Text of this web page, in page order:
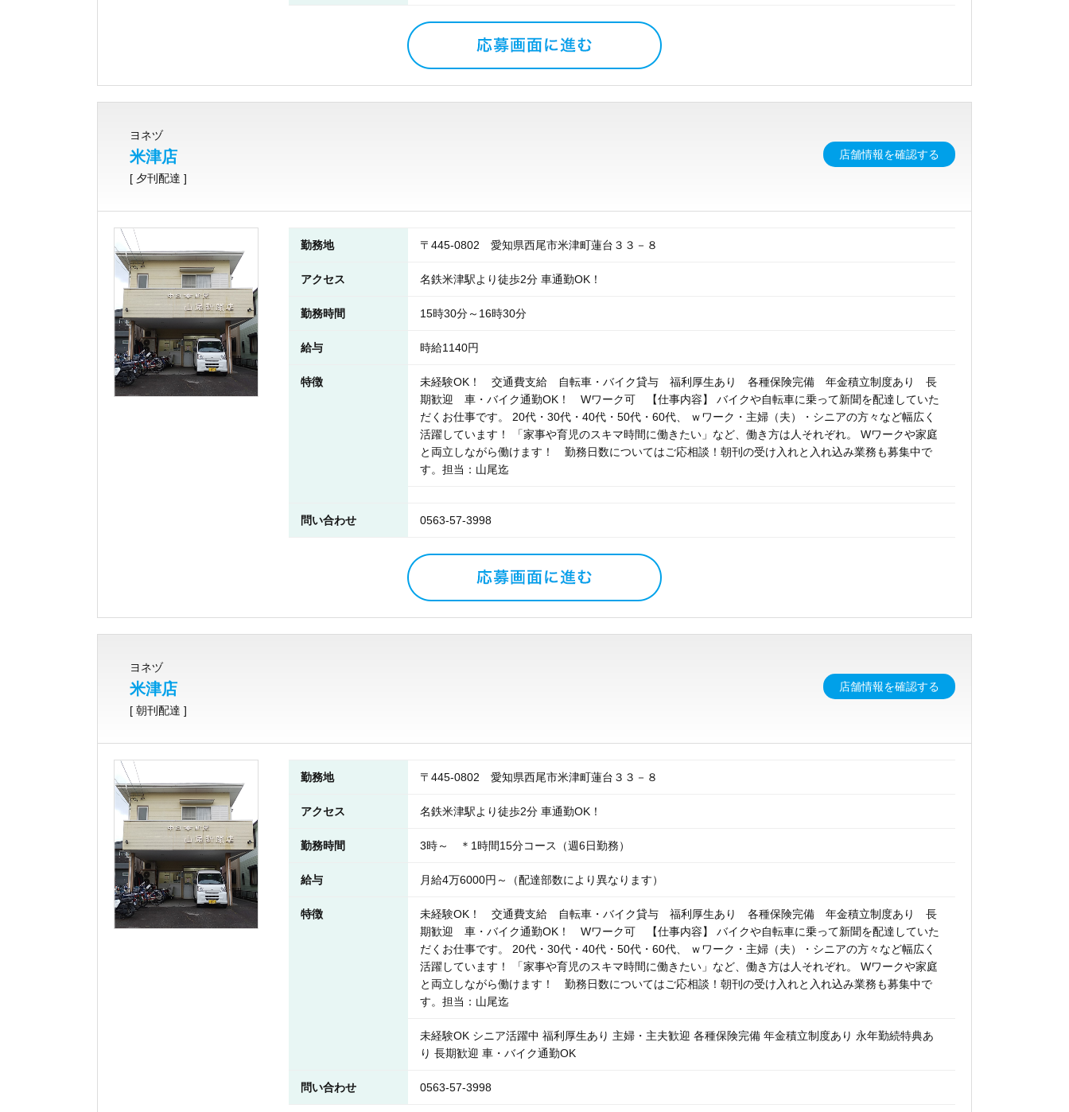
ヨネヅ
米津店
[ 夕刊配達 ]
店舗情報を確認する
勤務地 〒445-0802 愛知県西尾市米津町蓮台３３－８
アクセス 名鉄米津駅より徒歩2分 車通勤OK！
勤務時間 15時30分～16時30分
給与 時給1140円
特徴
未経験OK！ 交通費支給 自転車・バイク貸与 福利厚生あり 各種保険完備 年金積立制度あり 長
期歓迎 車・バイク通勤OK！ Wワーク可 【仕事内容】 バイクや自転車に乗って新聞を配達していた
だくお仕事です。 20代・30代・40代・50代・60代、 ｗワーク・主婦（夫）・シニアの方々など幅広く
活躍しています！ 「家事や育児のスキマ時間に働きたい」など、働き方は人それぞれ。 Wワークや家庭
と両立しながら働けます！ 勤務日数についてはご応相談！朝刊の受け入れと入れ込み業務も募集中で
す。担当：山尾迄
問い合わせ 0563-57-3998
ヨネヅ
米津店
[ 朝刊配達 ]
店舗情報を確認する
勤務地 〒445-0802 愛知県西尾市米津町蓮台３３－８
アクセス 名鉄米津駅より徒歩2分 車通勤OK！
勤務時間 3時～ ＊1時間15分コース（週6日勤務）
給与 月給4万6000円～（配達部数により異なります）
特徴
未経験OK！ 交通費支給 自転車・バイク貸与 福利厚生あり 各種保険完備 年金積立制度あり 長
期歓迎 車・バイク通勤OK！ Wワーク可 【仕事内容】 バイクや自転車に乗って新聞を配達していた
だくお仕事です。 20代・30代・40代・50代・60代、 ｗワーク・主婦（夫）・シニアの方々など幅広く
活躍しています！ 「家事や育児のスキマ時間に働きたい」など、働き方は人それぞれ。 Wワークや家庭
と両立しながら働けます！ 勤務日数についてはご応相談！朝刊の受け入れと入れ込み業務も募集中で
す。担当：山尾迄
未経験OK シニア活躍中 福利厚生あり 主婦・主夫歓迎 各種保険完備 年金積立制度あり 永年勤続特典あ
り 長期歓迎 車・バイク通勤OK
問い合わせ 0563-57-3998